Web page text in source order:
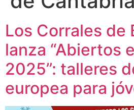
Los Corrales de
lanza “Abiertos
2025”: talleres
europea para